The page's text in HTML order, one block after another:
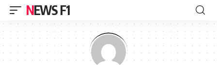
NEWS F1